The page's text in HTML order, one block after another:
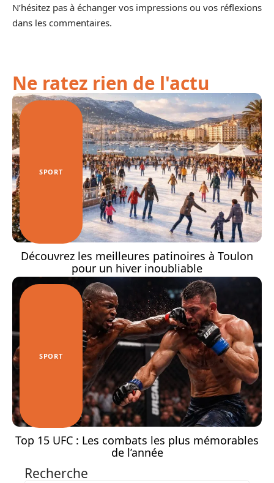
N’hésitez pas à échanger vos impressions ou vos réflexions
dans les commentaires.
Ne ratez rien de l'actu
SPORT
Découvrez les meilleures patinoires à Toulon
pour un hiver inoubliable
SPORT
Top 15 UFC : Les combats les plus mémorables
de l’année
Recherche